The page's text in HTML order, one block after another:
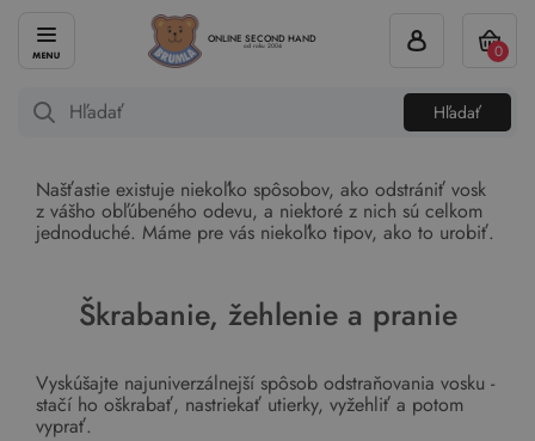
ONLINE SECOND HAND
od roku 2004
Hľadať
0
Našťastie existuje niekoľko spôsobov, ako odstrániť vosk
z vášho obľúbeného odevu, a niektoré z nich sú celkom
jednoduché. Máme pre vás niekoľko tipov, ako to urobiť.
Škrabanie, žehlenie a pranie
Vyskúšajte najuniverzálnejší spôsob odstraňovania vosku -
stačí ho oškrabať, nastriekať utierky, vyžehliť a potom
vyprať.